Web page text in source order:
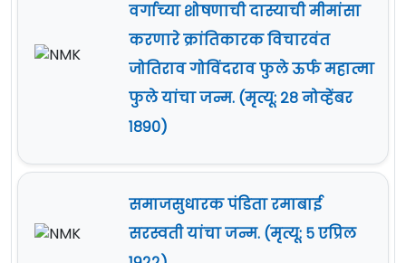
वर्गाच्या शोषणाची दास्याची मीमांसा
करणारे क्रांतिकारक विचारवंत
जोतिराव गोविंदराव फुले ऊर्फ महात्मा
फुले यांचा जन्म. (मृत्यू: २८ नोव्हेंबर
१८९०)
समाजसुधारक पंडिता रमाबाई
सरस्वती यांचा जन्म. (मृत्यू: ५ एप्रिल